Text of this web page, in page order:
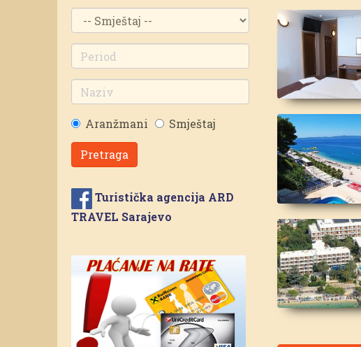
Aranžmani Smještaj
Pretraga
Turistička agencija ARD
TRAVEL Sarajevo